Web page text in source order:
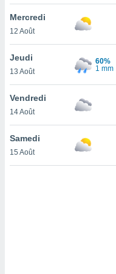
votre
à
en
le
Mercredi
12 Août
Jeudi
13 Août
60%
1 mm
Vendredi
14 Août
Samedi
15 Août